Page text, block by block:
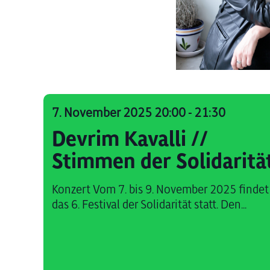
7. November 2025 20:00 - 21:30
Devrim Kavalli //
Stimmen der
Konzert Vom 7. bis 9. November 2025 findet
das 6. Festival der Solidarität statt. Den...